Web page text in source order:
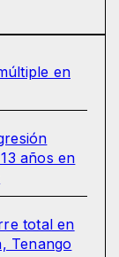
en
años en
total en
Tenango